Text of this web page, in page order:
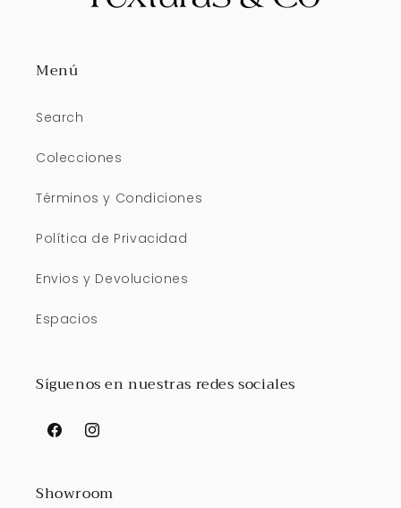
Menú
Search
Colecciones
Términos y Condiciones
Política de Privacidad
Envios y Devoluciones
Espacios
Síguenos en nuestras redes sociales
FacebookInstagram
Showroom